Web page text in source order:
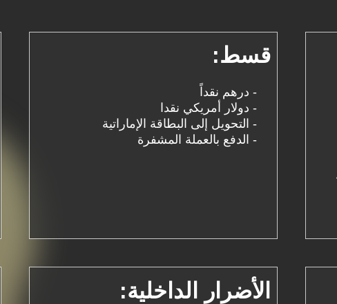
قسط:
- درهم نقداً
- دولار أمريكي نقدا
- التحويل إلى البطاقة الإماراتية
- الدفع بالعملة المشفرة
الأضرار الداخلية: